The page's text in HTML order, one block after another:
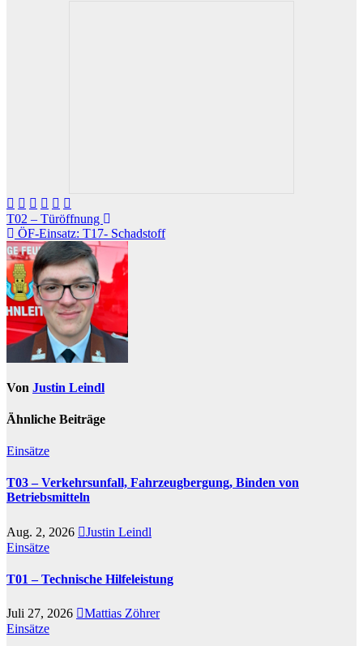
Beitragsnavigation
T02 – Türöffnung
ÖF-Einsatz: T17- Schadstoff
Von Justin Leindl
Ähnliche Beiträge
Einsätze
T03 – Verkehrsunfall, Fahrzeugbergung, Binden von
Betriebsmitteln
Aug. 2, 2026
Justin Leindl
Einsätze
T01 – Technische Hilfeleistung
Juli 27, 2026
Mattias Zöhrer
Einsätze